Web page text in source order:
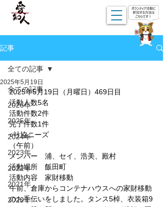
記事
全ての記事
2026年
2025年
2024年
2023年
2022年
2021年
2020年
全ての記事
2025年5月19日
2025年5月19日（月曜日）469日目
活動人数5名
活動件数2件
完了件数1件
○社協ニーズ
（午前）
メンバー　浦、セイ、浩美、殿村
活動場所　飯田町
活動内容　家財移動
午前、倉庫からコンテナハウスへの家財移動
のお手伝いをしました。タンス5棹、衣装箱9